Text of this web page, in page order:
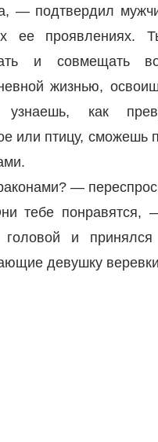
— подтвердил
ее проявлениях.
и совмещать
жизнью,
узнаешь, как
или птицу, сможешь
—
тебе понравятся,
головой и принялся
девушку